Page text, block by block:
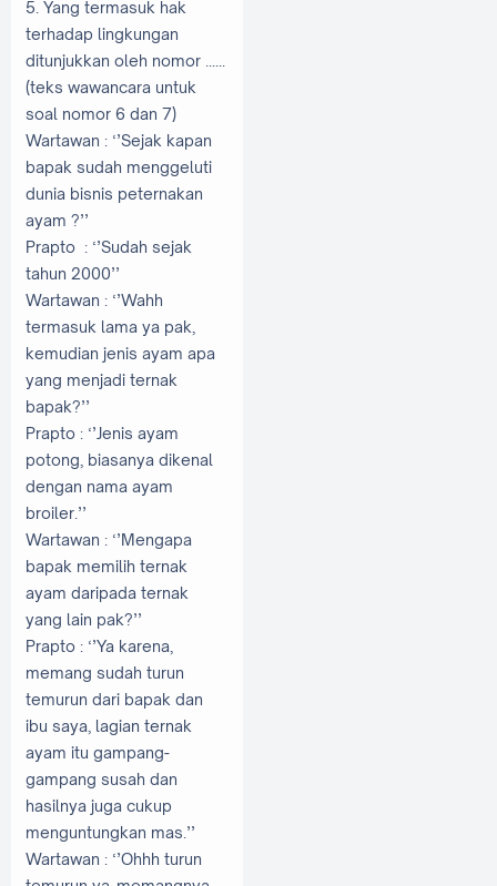
5. Yang termasuk hak
terhadap lingkungan
ditunjukkan oleh nomor ......
(teks wawancara untuk
soal nomor 6 dan 7)
Wartawan : ‘’Sejak kapan
bapak sudah menggeluti
dunia bisnis peternakan
ayam ?’’
Prapto : ‘’Sudah sejak
tahun 2000’’
Wartawan : ‘’Wahh
termasuk lama ya pak,
kemudian jenis ayam apa
yang menjadi ternak
bapak?’’
Prapto : ‘’Jenis ayam
potong, biasanya dikenal
dengan nama ayam
broiler.’’
Wartawan : ‘’Mengapa
bapak memilih ternak
ayam daripada ternak
yang lain pak?’’
Prapto : ‘’Ya karena,
memang sudah turun
temurun dari bapak dan
ibu saya, lagian ternak
ayam itu gampang-
gampang susah dan
hasilnya juga cukup
menguntungkan mas.’’
Wartawan : ‘’Ohhh turun